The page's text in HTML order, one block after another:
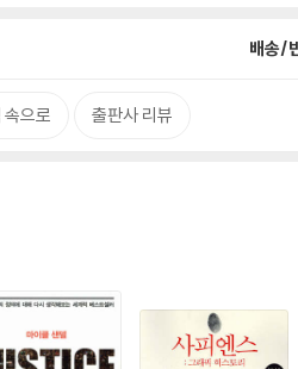
배송/
속으로 출판사 리뷰